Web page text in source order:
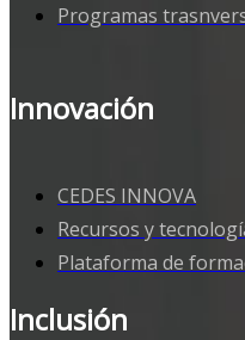
Programas
Innovación
CEDES INNOVA
Recursos y
Plataforma de
Inclusión